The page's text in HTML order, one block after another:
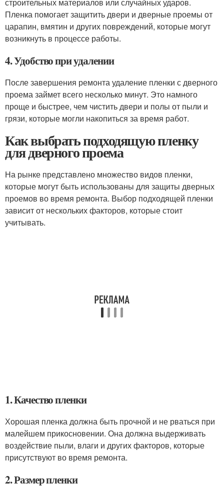
Пленка помогает защитить двери и дверные проемы от
царапин, вмятин и других повреждений, которые могут
возникнуть в процессе работы.
4. Удобство при удалении
После завершения ремонта удаление пленки с дверного
проема займет всего несколько минут. Это намного
проще и быстрее, чем чистить двери и полы от пыли и
грязи, которые могли накопиться за время работ.
Как выбрать подходящую пленку
для дверного проема
На рынке представлено множество видов пленки,
которые могут быть использованы для защиты дверных
проемов во время ремонта. Выбор подходящей пленки
зависит от нескольких факторов, которые стоит
учитывать.
1. Качество пленки
Хорошая пленка должна быть прочной и не рваться при
малейшем прикосновении. Она должна выдерживать
воздействие пыли, влаги и других факторов, которые
присутствуют во время ремонта.
2. Размер пленки